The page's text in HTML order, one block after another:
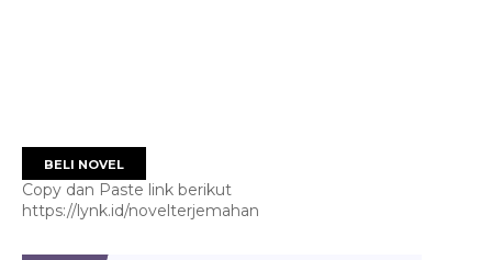
BELI NOVEL
Copy dan Paste link berikut
https://lynk.id/novelterjemahan